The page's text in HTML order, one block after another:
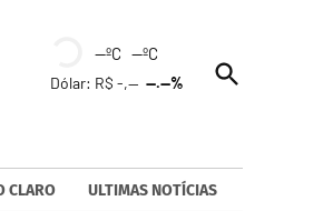
--ºC --ºC
Dólar: R$ -,----.--%
Open
Search
CLARO ULTIMAS NOTÍCIAS